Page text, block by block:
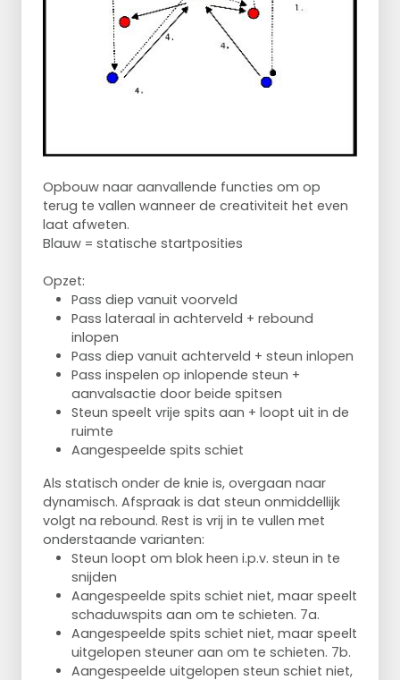
Opbouw naar aanvallende functies om op
terug te vallen wanneer de creativiteit het even
laat afweten.
Blauw = statische startposities
Opzet:
Pass diep vanuit voorveld
Pass lateraal in achterveld + rebound
inlopen
Pass diep vanuit achterveld + steun inlopen
Pass inspelen op inlopende steun +
aanvalsactie door beide spitsen
Steun speelt vrije spits aan + loopt uit in de
ruimte
Aangespeelde spits schiet
Als statisch onder de knie is, overgaan naar
dynamisch. Afspraak is dat steun onmiddellijk
volgt na rebound. Rest is vrij in te vullen met
onderstaande varianten:
Steun loopt om blok heen i.p.v. steun in te
snijden
Aangespeelde spits schiet niet, maar speelt
schaduwspits aan om te schieten. 7a.
Aangespeelde spits schiet niet, maar speelt
uitgelopen steuner aan om te schieten. 7b.
Aangespeelde uitgelopen steun schiet niet,